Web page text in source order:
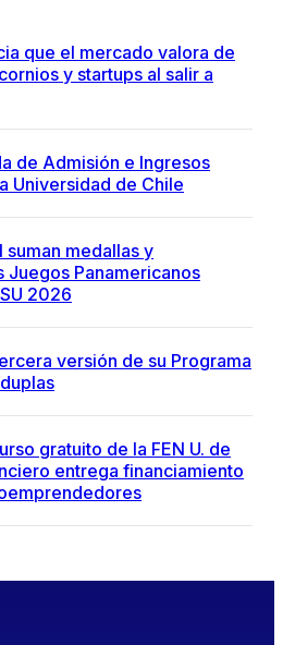
que el mercado valora de
y startups al salir a
de Admisión e Ingresos
Universidad de Chile
suman medallas y
Juegos Panamericanos
2026
versión de su Programa
gratuito de la FEN U. de
entrega financiamiento